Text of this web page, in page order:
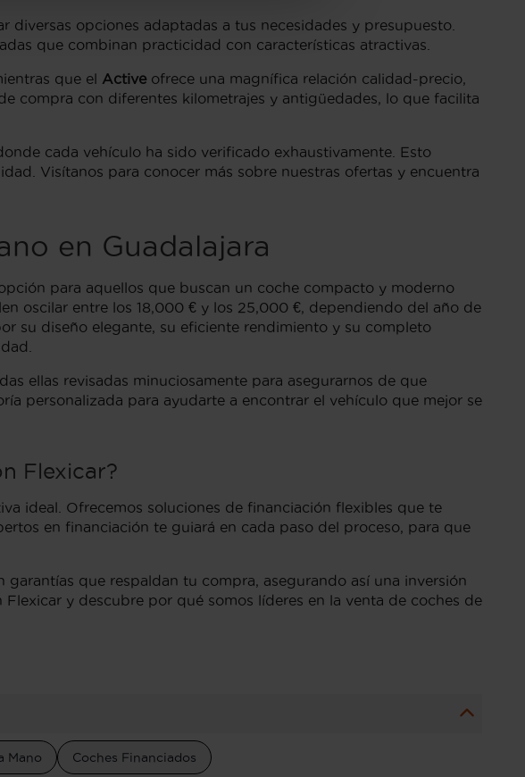
diversas opciones adaptadas a tus necesidades y presupuesto.
que combinan practicidad con características atractivas.
que el Active ofrece una magnífica relación calidad-precio,
compra con diferentes kilometrajes y antigüedades, lo que facilita
cada vehículo ha sido verificado exhaustivamente. Esto
Visítanos para conocer más sobre nuestras ofertas y encuentra
en Guadalajara
para aquellos que buscan un coche compacto y moderno
oscilar entre los 18,000 € y los 25,000 €, dependiendo del año de
su diseño elegante, su eficiente rendimiento y su completo
ellas revisadas minuciosamente para asegurarnos de que
personalizada para ayudarte a encontrar el vehículo que mejor se
Flexicar?
ideal. Ofrecemos soluciones de financiación flexibles que te
en financiación te guiará en cada paso del proceso, para que
que respaldan tu compra, asegurando así una inversión
y descubre por qué somos líderes en la venta de coches de
Mano Coches Financiados